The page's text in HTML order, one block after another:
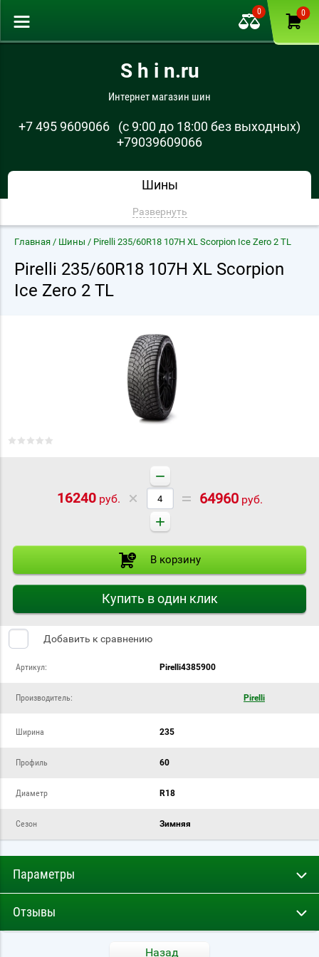
0
0
S h i n.ru
Интернет магазин шин
+7 495 9609066
(с 9:00 до 18:00 без выходных)
+79039609066
Шины
Развернуть
Главная / Шины / Pirelli 235/60R18 107H XL Scorpion Ice Zero 2 TL
Pirelli 235/60R18 107H XL Scorpion
Ice Zero 2 TL
16240руб.
−
+
64960руб.
В корзину
Купить в один клик
Добавить к сравнению
Артикул: Pirelli4385900
Производитель: Pirelli
Ширина 235
Профиль 60
Диаметр R18
Сезон Зимняя
Параметры
Отзывы
Назад